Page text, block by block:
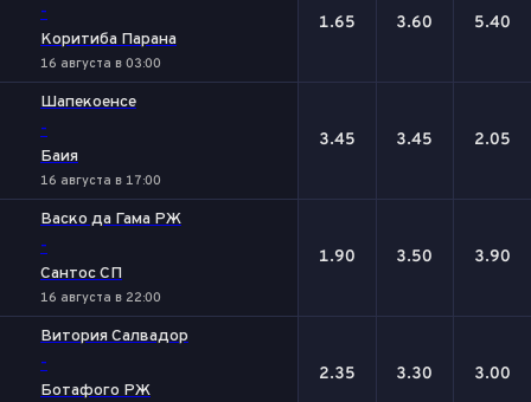
-
Коритиба Парана
16 августа в 03:00
1.65 3.60 5.40
Шапекоенсе
-
Баия
16 августа в 17:00
3.45 3.45 2.05
Васко да Гама РЖ
-
Сантос СП
16 августа в 22:00
1.90 3.50 3.90
Витория Салвадор
-
Ботафого РЖ
2.35 3.30 3.00